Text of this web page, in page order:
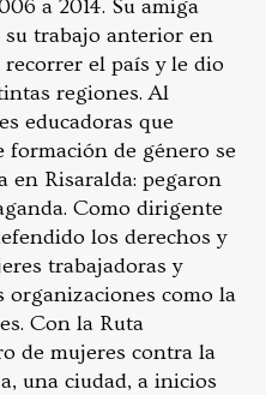
a 2014. Su amiga
su trabajo anterior en
el país y le dio
regiones. Al
educadoras que
formación de género se
en Risaralda: pegaron
Como dirigente
los derechos y
trabajadoras y
organizaciones como la
Con la Ruta
de mujeres contra la
una ciudad, a inicios